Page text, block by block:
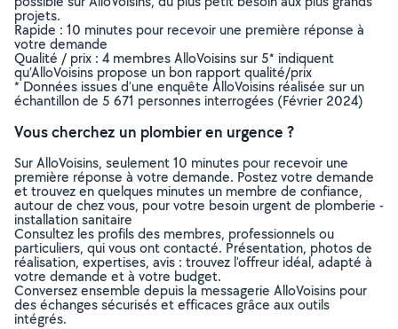
projets.
Rapide : 10 minutes pour recevoir une première réponse à
votre demande
Qualité / prix : 4 membres AlloVoisins sur 5* indiquent
qu’AlloVoisins propose un bon rapport qualité/prix
* Données issues d’une enquête AlloVoisins réalisée sur un
échantillon de 5 671 personnes interrogées (Février 2024)
Vous cherchez un plombier en urgence ?
Sur AlloVoisins, seulement 10 minutes pour recevoir une
première réponse à votre demande. Postez votre demande
et trouvez en quelques minutes un membre de confiance,
autour de chez vous, pour votre besoin urgent de plomberie -
installation sanitaire
Consultez les profils des membres, professionnels ou
particuliers, qui vous ont contacté. Présentation, photos de
réalisation, expertises, avis : trouvez l'offreur idéal, adapté à
votre demande et à votre budget.
Conversez ensemble depuis la messagerie AlloVoisins pour
des échanges sécurisés et efficaces grâce aux outils
intégrés.